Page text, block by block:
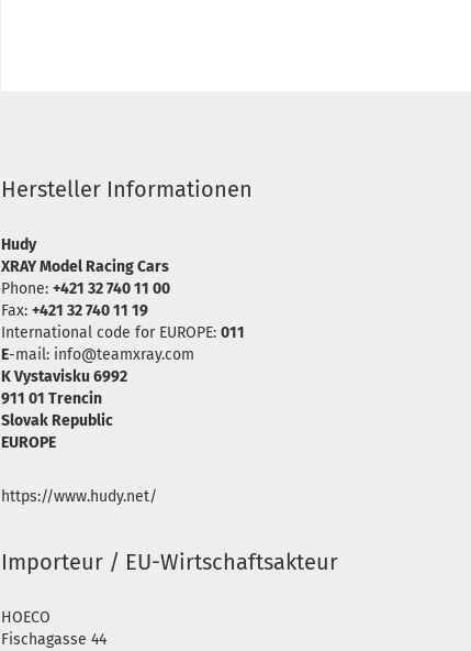
Hersteller Informationen
Hudy
XRAY Model Racing Cars
Phone: +421 32 740 11 00
Fax: +421 32 740 11 19
International code for EUROPE: 011
E-mail: info@teamxray.com
K Vystavisku 6992
911 01 Trencin
Slovak Republic
EUROPE
https://www.hudy.net/
Importeur / EU-Wirtschaftsakteur
HOECO
Fischagasse 44